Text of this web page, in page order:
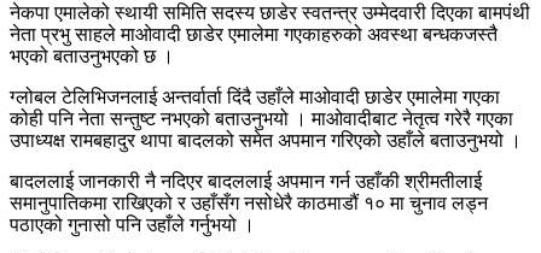
नेकपा एमालेको स्थायी समिति सदस्य छाडेर स्वतन्त्र उम्मेदवारी दिएका बामपंथी
नेता प्रभु साहले माओवादी छाडेर एमालेमा गएकाहरुको अवस्था बन्धकजस्तै
भएको बताउनुभएको छ ।
ग्लोबल टेलिभिजनलाई अन्तर्वार्ता दिंदै उहाँले माओवादी छाडेर एमालेमा गएका
कोही पनि नेता सन्तुष्ट नभएको बताउनुभयो । माओवादीबाट नेतृत्व गरेरै गएका
उपाध्यक्ष रामबहादुर थापा बादलको समेत अपमान गरिएको उहाँले बताउनुभयो ।
बादललाई जानकारी नै नदिएर बादललाई अपमान गर्न उहाँकी श्रीमतीलाई
समानुपातिकमा राखिएको र उहाँसँग नसोधेरै काठमाडौं १० मा चुनाव लड्न
पठाएको गुनासो पनि उहाँले गर्नुभयो ।